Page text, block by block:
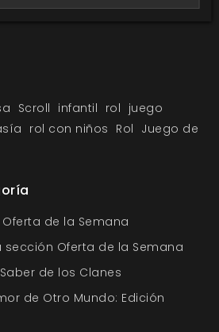
Scroll infantil rol juego
rol con niños Rol Juego de
de la Semana
sección Oferta de la Semana
de los Clanes
de Otro Mundo: Edición